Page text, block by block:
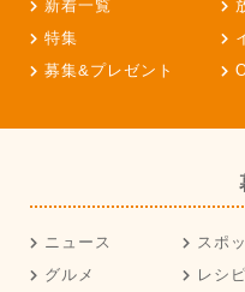
新着一覧
特集
募集&プレゼント
ニュース スポ
グルメ
レシピ